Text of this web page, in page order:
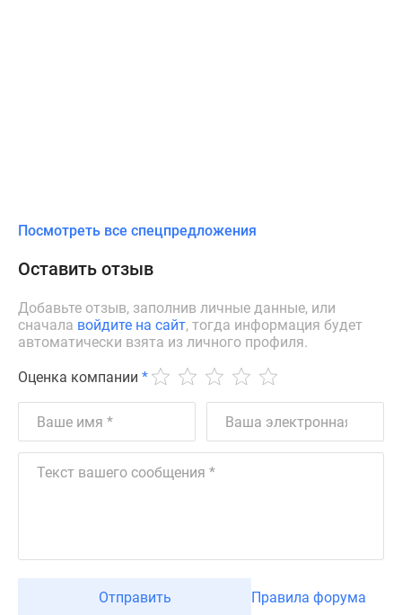
Посмотреть все спецпредложения
Оставить отзыв
Добавьте отзыв, заполнив личные данные, или
сначала войдите на сайт, тогда информация будет
автоматически взята из личного профиля.
Оценка компании *
Отправить Правила форума